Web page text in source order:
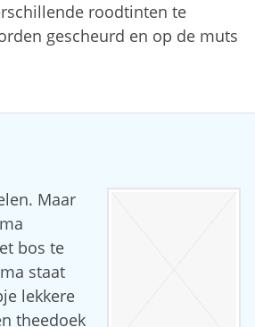
roodtinten te
gescheurd en op de muts
Maar
bos te
staat
lekkere
theedoek